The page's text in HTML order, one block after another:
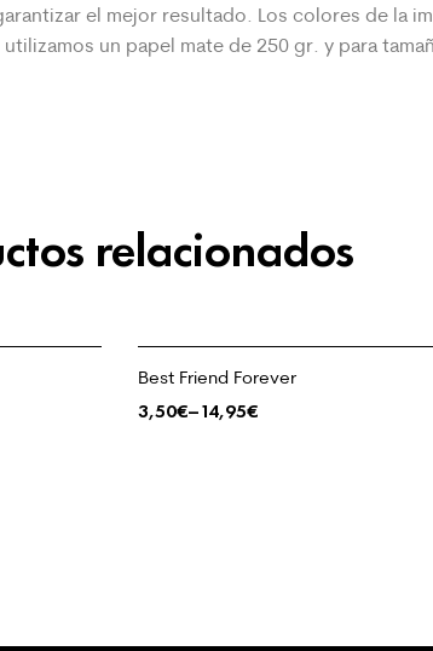
el mejor resultado. Los colores de la
un papel mate de 250 gr. y para
relacionados
Best Friend Forever
3,50€–14,95€